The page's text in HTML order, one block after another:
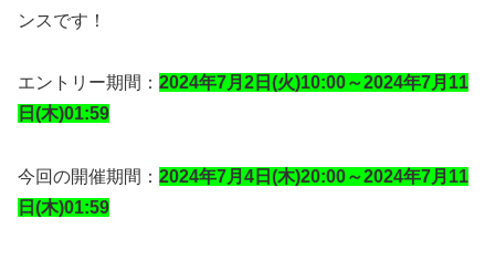
ンスです！
エントリー期間： 2024年7月2日(火)10:00～2024年7月11
日(木)01:59
今回の開催期間： 2024年7月4日(木)20:00～2024年7月11
日(木)01:59